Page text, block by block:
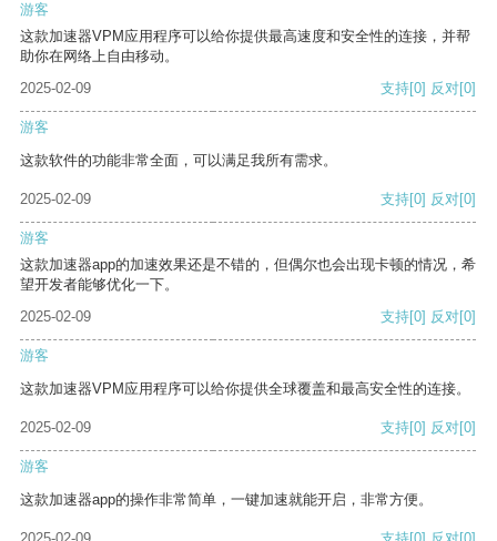
游客
这款加速器VPM应用程序可以给你提供最高速度和安全性的连接，并帮
助你在网络上自由移动。
2025-02-09
支持[0] 反对[0]
游客
这款软件的功能非常全面，可以满足我所有需求。
2025-02-09 支持[0] 反对[0]
游客
这款加速器app的加速效果还是不错的，但偶尔也会出现卡顿的情况，希
望开发者能够优化一下。
2025-02-09
支持[0] 反对[0]
游客
这款加速器VPM应用程序可以给你提供全球覆盖和最高安全性的连接。
2025-02-09 支持[0] 反对[0]
游客
这款加速器app的操作非常简单，一键加速就能开启，非常方便。